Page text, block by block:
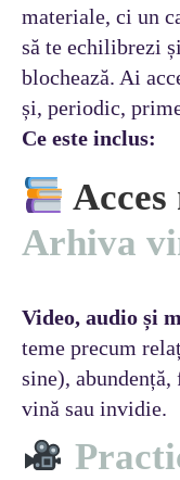
materiale, ci un
să te echilibrezi
blochează. Ai
și, periodic,
Ce este inclus:
Arhiva
Video, audio și
teme precum
sine),
vină sau invidie.